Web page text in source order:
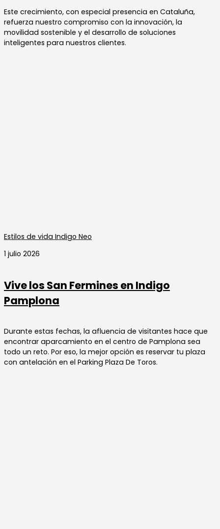
Este crecimiento, con especial presencia en Cataluña,
refuerza nuestro compromiso con la innovación, la
movilidad sostenible y el desarrollo de soluciones
inteligentes para nuestros clientes.
Estilos de vida Indigo Neo
1 julio 2026
Vive los San Fermines en Indigo
Pamplona
Durante estas fechas, la afluencia de visitantes hace que
encontrar aparcamiento en el centro de Pamplona sea
todo un reto. Por eso, la mejor opción es reservar tu plaza
con antelación en el Parking Plaza De Toros.